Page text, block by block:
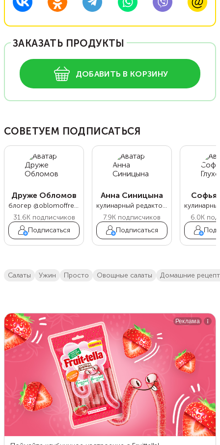
ЗАКАЗАТЬ ПРОДУКТЫ
ДОБАВИТЬ В КОРЗИНУ
СОВЕТУЕМ ПОДПИСАТЬСЯ
Друже Обломов
блогер @oblomoffrecipe
31.6Kподписчиков
Подписаться
Анна Синицына
кулинарный редактор Food.ru
7.9K подписчиков
Подписаться
Софья
6.0K
салаты ужин просто овощные салаты домашние